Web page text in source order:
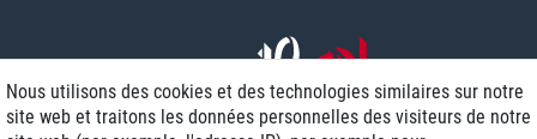
Nous utilisons des cookies et des technologies similaires sur notre
site web et traitons les données personnelles des visiteurs de notre